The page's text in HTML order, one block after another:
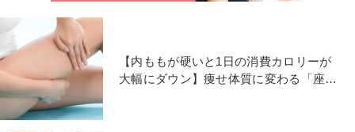
【内ももが硬いと1日の消費カロリーが
大幅にダウン】痩せ体質に変わる「座っ